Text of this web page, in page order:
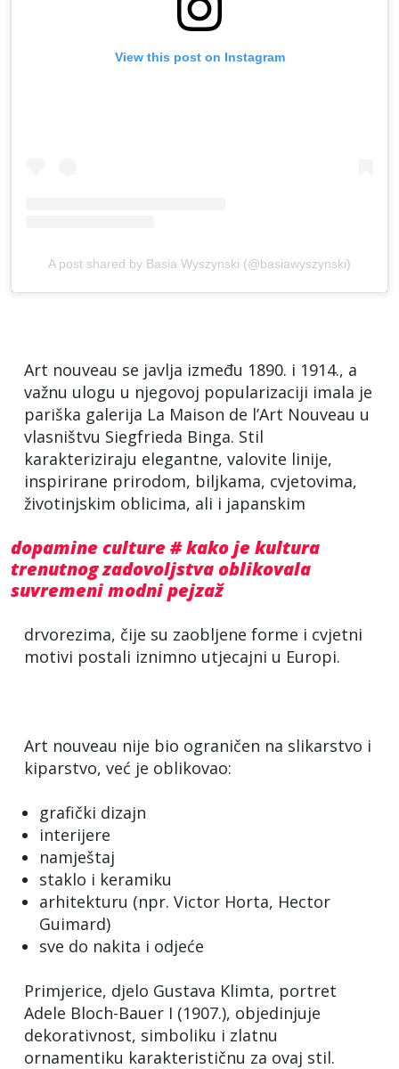
View this post on Instagram
A post shared by Basia Wyszynski (@basiawyszynski)
Art nouveau se javlja između 1890. i 1914., a
važnu ulogu u njegovoj popularizaciji imala je
pariška galerija La Maison de l’Art Nouveau u
vlasništvu Siegfrieda Binga. Stil
karakteriziraju elegantne, valovite linije,
inspirirane prirodom, biljkama, cvjetovima,
životinjskim oblicima, ali i japanskim
dopamine culture # kako je kultura
trenutnog zadovoljstva oblikovala
suvremeni modni pejzaž
drvorezima, čije su zaobljene forme i cvjetni
motivi postali iznimno utjecajni u Europi.
Art nouveau nije bio ograničen na slikarstvo i
kiparstvo, već je oblikovao:
grafički dizajn
interijere
namještaj
staklo i keramiku
arhitekturu (npr. Victor Horta, Hector
Guimard)
sve do nakita i odjeće
Primjerice, djelo Gustava Klimta, portret
Adele Bloch-Bauer I (1907.), objedinjuje
dekorativnost, simboliku i zlatnu
ornamentiku karakterističnu za ovaj stil.